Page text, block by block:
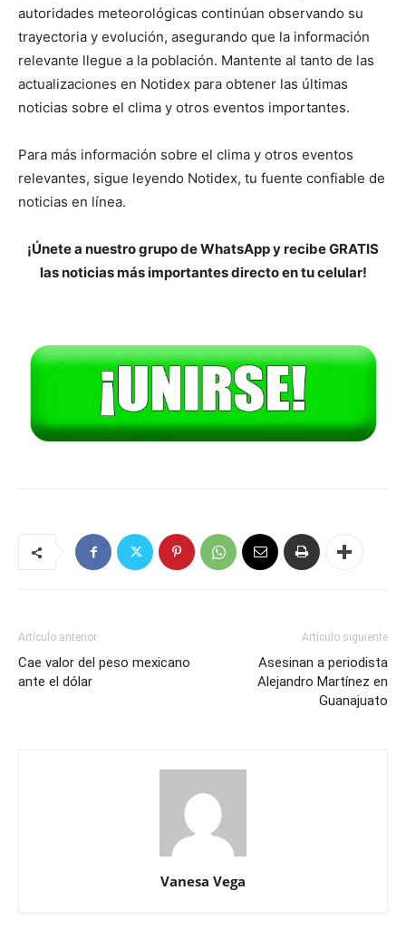
autoridades meteorológicas continúan observando su
trayectoria y evolución, asegurando que la información
relevante llegue a la población. Mantente al tanto de las
actualizaciones en Notidex para obtener las últimas
noticias sobre el clima y otros eventos importantes.
Para más información sobre el clima y otros eventos
relevantes, sigue leyendo Notidex, tu fuente confiable de
noticias en línea.
¡Únete a nuestro grupo de WhatsApp y recibe GRATIS
las noticias más importantes directo en tu celular!
Artículo anterior
Cae valor del peso mexicano
ante el dólar
Artículo siguiente
Asesinan a periodista
Alejandro Martínez en
Guanajuato
Vanesa Vega